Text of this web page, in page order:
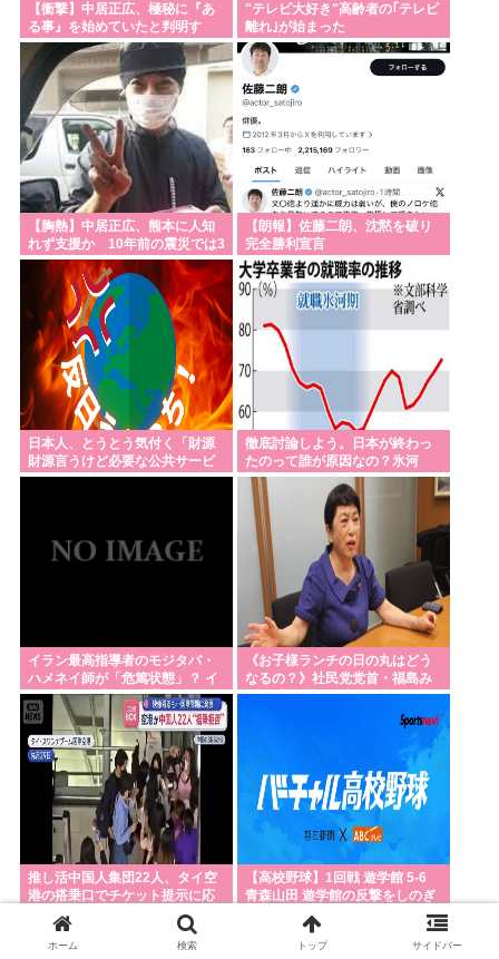
【衝撃】中居正広、極秘に『あ
る事』を始めていたと判明す
る・・・
"テレビ大好き"高齢者の｢テレビ
離れ｣が始まった
【胸熱】中居正広、熊本に人知
れず支援か 10年前の震災では3
度現地入り「誰にも知られなく
て良い」
【朗報】佐藤二朗、沈黙を破り
完全勝利宣言
日本人、とうとう気付く「財源
財源言うけど必要な公共サービ
スって無くね？」
徹底討論しよう。日本が終わっ
たのって誰が原因なの？氷河
期？
イラン最高指導者のモジタバ・
ハメネイ師が「危篤状態」？ イ
ラン大統領「意思疎通はかなり
難しい」
《お子様ランチの日の丸はどう
なるの？》社民党党首・福島み
ずほ氏「国旗損壊罪」への危機
推し活中国人集団22人、タイ空
港の搭乗口でチケット提示に応
じず俳優と同じ機内に乗り込も
うとし大混乱 まとめて搭乗拒否
【高校野球】1回戦 遊学館 5-6
青森山田 遊学館の反撃をしのぎ
青森山田が2回戦進出
ホーム 検索 トップ サイドバー